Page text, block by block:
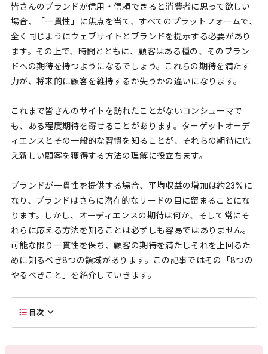
皆さんのブランドが信用・信頼できると消費者に思って欲しい
場合、「一貫性」に焦点を当て、すべてのプラットフォームで、
全く同じようにウェブサイトとブランドを提示する必要があり
ます。その上で、時間とともに、顧客はある種の、そのブラン
ドへの期待を持つようになるでしょう。これらの期待を満たす
力が、将来的に顧客を維持するか失うかの違いになります。
これまで皆さんのサイトを訪れたことがないコンシューマで
も、ある程度期待を寄せることがあります。ターゲットオーデ
ィエンスとその一般的な習慣を知ることが、それらの期待に応
え新しい顧客を獲得する方法の理解に役立ちます。
ブランドが一貫性を提供する場合、平均収益の増加は約23%に
なり、ブランドはさらに潜在的なリードの目に留まることにな
ります。しかし、オーディエンスの期待は何か、そして常にそ
れらに応える方法を知ることは必ずしも容易ではありません。
可能な限り一貫性を保ち、顧客の期待を満たしそれを上回るた
めに知るべき8つの領域があります。この記事ではその「8つの
やるべきこと」を紹介していきます。
目次